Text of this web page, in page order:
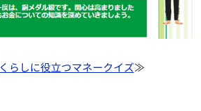
くらしに役立つマネークイズ≫